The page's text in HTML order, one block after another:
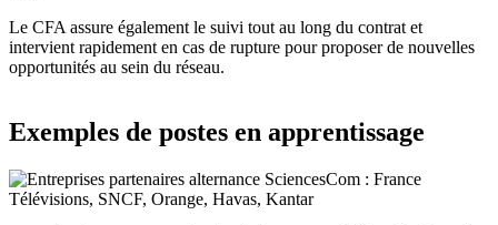
Le CFA assure également le suivi tout au long du contrat et
intervient rapidement en cas de rupture pour proposer de nouvelles
opportunités au sein du réseau.
Exemples de postes en apprentissage